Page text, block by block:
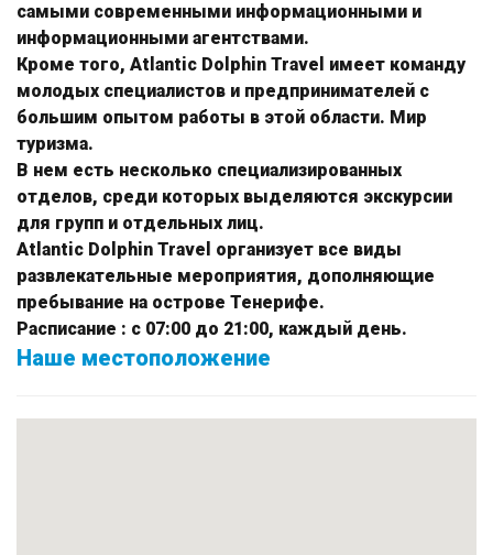
самыми современными информационными и
информационными агентствами.
Кроме того, Atlantic Dolphin Travel имеет команду
молодых специалистов и предпринимателей с
большим опытом работы в этой области. Мир
туризма.
В нем есть несколько специализированных
отделов, среди которых выделяются экскурсии
для групп и отдельных лиц.
Atlantic Dolphin Travel организует все виды
развлекательные мероприятия, дополняющие
пребывание на острове Тенерифе.
Расписание : с 07:00 до 21:00, каждый день.
Наше местоположение